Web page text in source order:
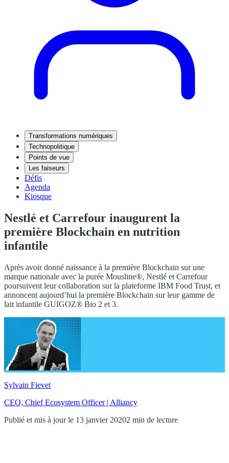
Transformations numériques
Technopolitique
Points de vue
Les faiseurs
Défis
Agenda
Kiosque
Nestlé et Carrefour inaugurent la
première Blockchain en nutrition
infantile
Après avoir donné naissance à la première Blockchain sur une
marque nationale avec la purée Mousline®, Nestlé et Carrefour
poursuivent leur collaboration sur la plateforme IBM Food Trust, et
annoncent aujourd’hui la première Blockchain sur leur gamme de
lait infantile GUIGOZ® Bio 2 et 3.
Sylvain Fievet
CEO, Chief Ecosystem Officer | Alliancy
Publié et mis à jour le 13 janvier 20202 min de lecture